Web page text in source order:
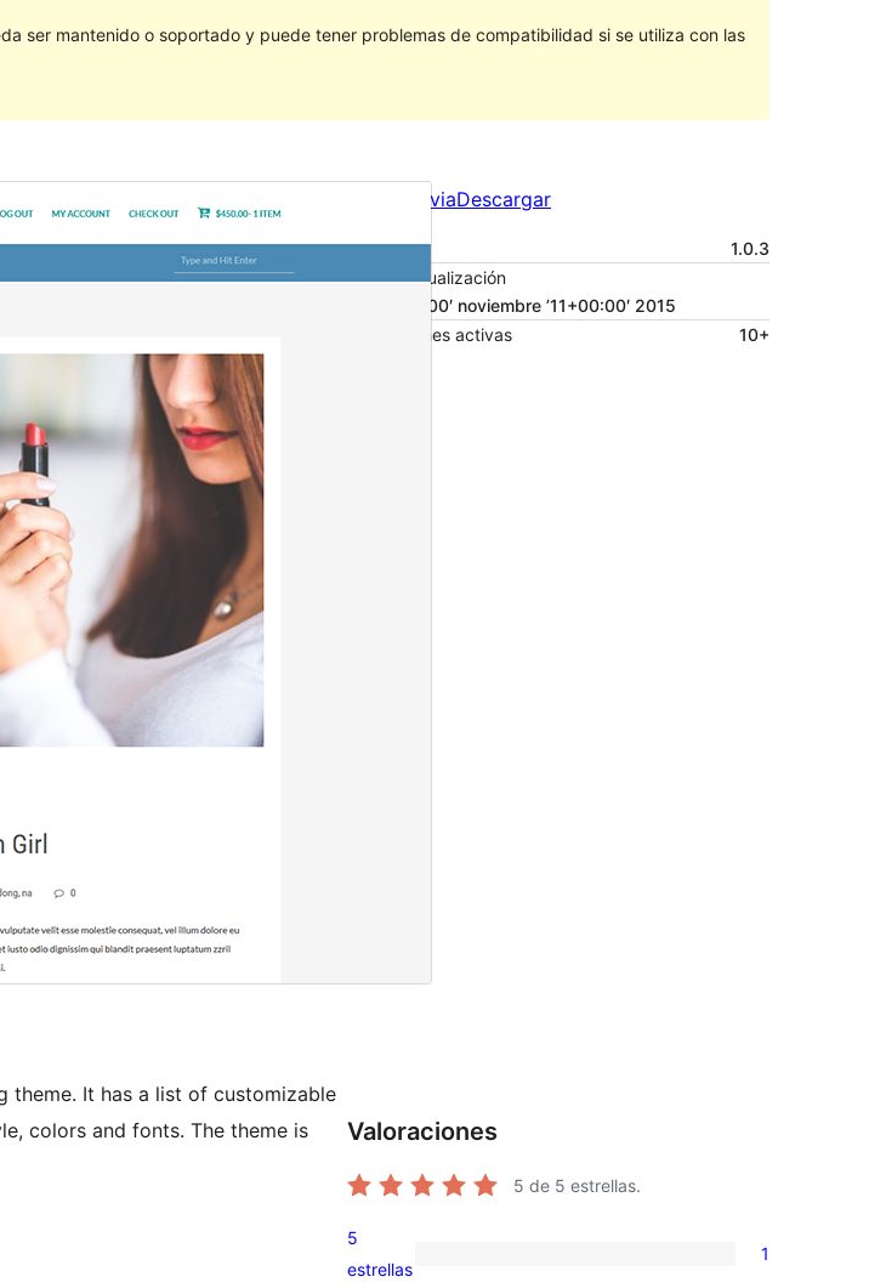
ser mantenido o soportado y puede tener problemas de compatibilidad si se utiliza con las
Vista previaDescargar
Versión
1.0.3
Última actualización
11 ’11+00:00′ noviembre ’11+00:00′ 2015
Instalaciones activas
10+
theme. It has a list of customizable
colors and fonts. The theme is
Valoraciones
5 de 5 estrellas.
1
5
estrellas
1